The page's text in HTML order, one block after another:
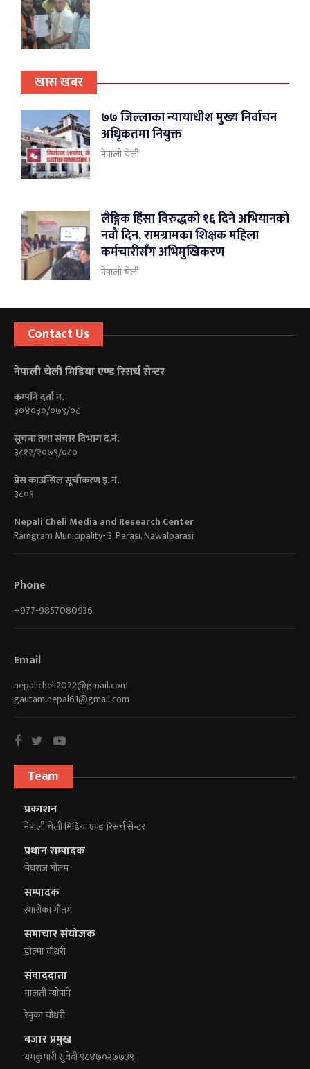
खास खबर
७७ जिल्लाका न्यायाधीश मुख्य निर्वाचन
अधिृकतमा नियुक्त
नेपाली चेली
लैङ्गिक हिंसा विरुद्धको १६ दिने अभियानको
नवौं दिन, रामग्रामका शिक्षक महिला
कर्मचारीसँग अभिमुखिकरण
नेपाली चेली
Contact Us
नेपाली चेली मिडिया एण्ड रिसर्च सेन्टर
कम्पनि दर्ता न.
३०४०३०/०७९/०८
सूचना तथा संचार विभाग द.नं.
३८१२/२०७९/०८०
प्रेस काउन्सिल सूचीकरण इ. नं.
३८०९
Nepali Cheli Media and Research Center
Ramgram Municipality- 3, Parasi, Nawalparasi
Phone
+977-9857080936
Email
nepalicheli2022@gmail.com
gautam.nepal61@gmail.com
Team
प्रकाशन
नेपाली चेली मिडिया एण्ड रिसर्च सेन्टर
प्रधान सम्पादक
मेघराज गौतम
सम्पादक
स्मारीका गौतम
समाचार संयोजक
डोल्मा चौधरी
संवाददाता
मालती न्यौपाने
रेनुका चौधरी
बजार प्रमुख
यमकुमारी सुवेदी ९८४७०२७७३९